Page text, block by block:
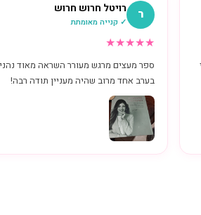
ר רויטל חרוש חרוש
✓ קנייה מאומתת
★
★
★
★
★
ספר מעצים מרגש מעורר השראה מאוד
בערב אחד מרוב שהיה מעניין תודה רבה!